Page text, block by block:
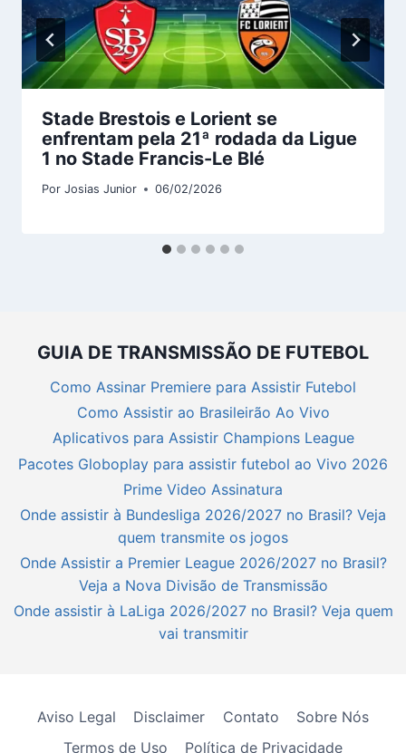
Stade Brestois e Lorient se
enfrentam pela 21ª rodada da Ligue
1 no Stade Francis-Le Blé
Por Josias Junior 06/02/2026
GUIA DE TRANSMISSÃO DE FUTEBOL
Como Assinar Premiere para Assistir Futebol
Como Assistir ao Brasileirão Ao Vivo
Aplicativos para Assistir Champions League
Pacotes Globoplay para assistir futebol ao Vivo 2026
Prime Video Assinatura
Onde assistir à Bundesliga 2026/2027 no Brasil? Veja
quem transmite os jogos
Onde Assistir a Premier League 2026/2027 no Brasil?
Veja a Nova Divisão de Transmissão
Onde assistir à LaLiga 2026/2027 no Brasil? Veja quem
vai transmitir
Aviso Legal Disclaimer Contato
Sobre Nós
Termos de Uso
Política de Privacidade